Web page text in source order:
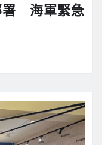
署 海軍緊急